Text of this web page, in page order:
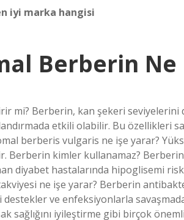
iyi marka hangisi
Berberin Ne
mi? Berberin, kan şekeri seviyelerini
etkili olabilir. Bu özellikleri
berberis vulgaris ne işe yarar?
Berberin kimler kullanamaz?
diyabet hastalarında hipoglisemi
ne işe yarar? Berberin
destekler ve enfeksiyonlarla
sağlığını iyileştirme gibi birçok